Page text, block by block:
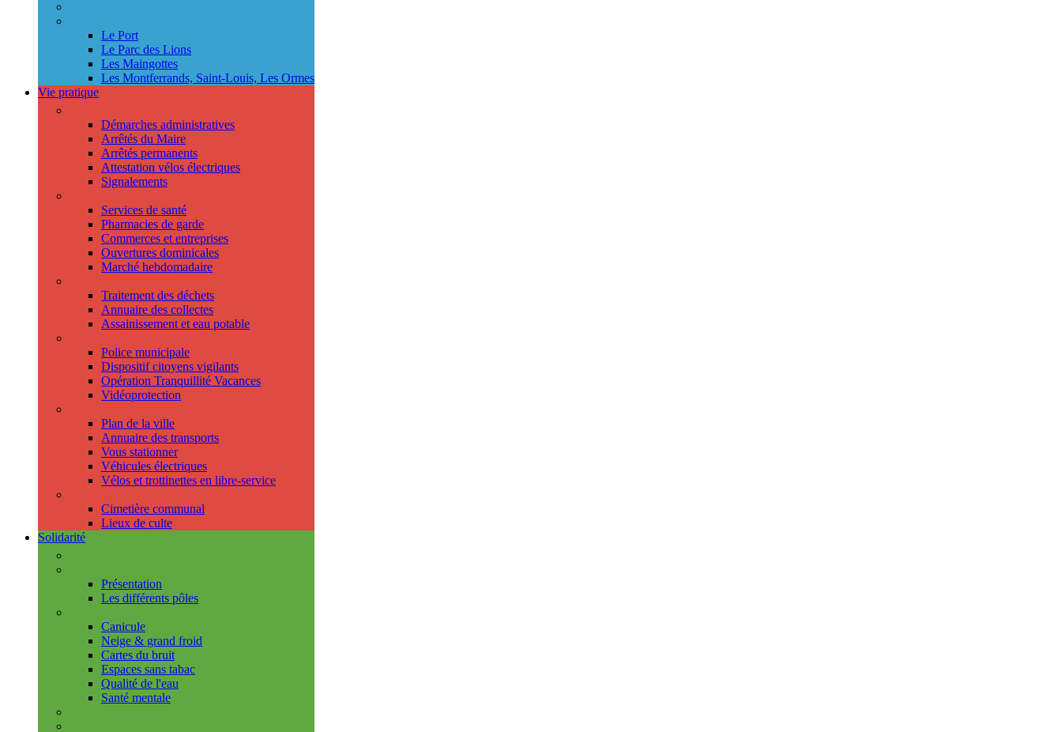
Le Port
Le Parc des Lions
Les Maingottes
Les Montferrands, Saint-Louis, Les Ormes
Vie pratique
Démarches administratives
Arrêtés du Maire
Arrêtés permanents
Attestation vélos électriques
Signalements
Services de santé
Pharmacies de garde
Commerces et entreprises
Ouvertures dominicales
Marché hebdomadaire
Traitement des déchets
Annuaire des collectes
Assainissement et eau potable
Police municipale
Dispositif citoyens vigilants
Opération Tranquillité Vacances
Vidéoprotection
Plan de la ville
Annuaire des transports
Vous stationner
Véhicules électriques
Vélos et trottinettes en libre-service
Cimetière communal
Lieux de culte
Solidarité
Présentation
Les différents pôles
Canicule
Neige & grand froid
Cartes du bruit
Espaces sans tabac
Qualité de l'eau
Santé mentale